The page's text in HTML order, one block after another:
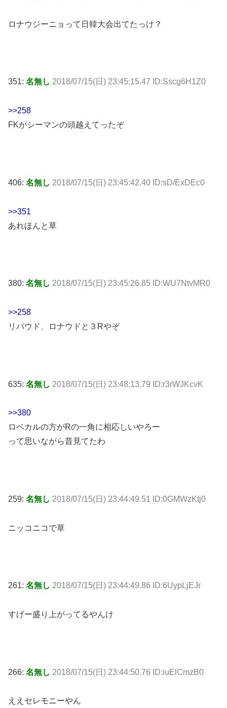
ロナウジーニョって日韓大会出てたっけ？
351: 名無し 2018/07/15(日) 23:45:15.47 ID:Sscg6H1Z0
>>258
FKがシーマンの頭越えてったぞ
406: 名無し 2018/07/15(日) 23:45:42.40 ID:sD/ExDEc0
>>351
あれほんと草
380: 名無し 2018/07/15(日) 23:45:26.85 ID:WU7NtvMR0
>>258
リバウド、ロナウドと３Rやぞ
635: 名無し 2018/07/15(日) 23:48:13.79 ID:r3rWJKcvK
>>380
ロベカルの方がRの一角に相応しいやろー
って思いながら昔見てたわ
259: 名無し 2018/07/15(日) 23:44:49.51 ID:0GMWzKtj0
ニッコニコで草
261: 名無し 2018/07/15(日) 23:44:49.86 ID:6UypLjEJr
すげー盛り上がってるやんけ
266: 名無し 2018/07/15(日) 23:44:50.76 ID:iuElCmzB0
ええセレモニーやん